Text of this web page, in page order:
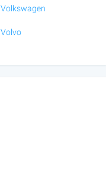
Volkswagen
Volvo